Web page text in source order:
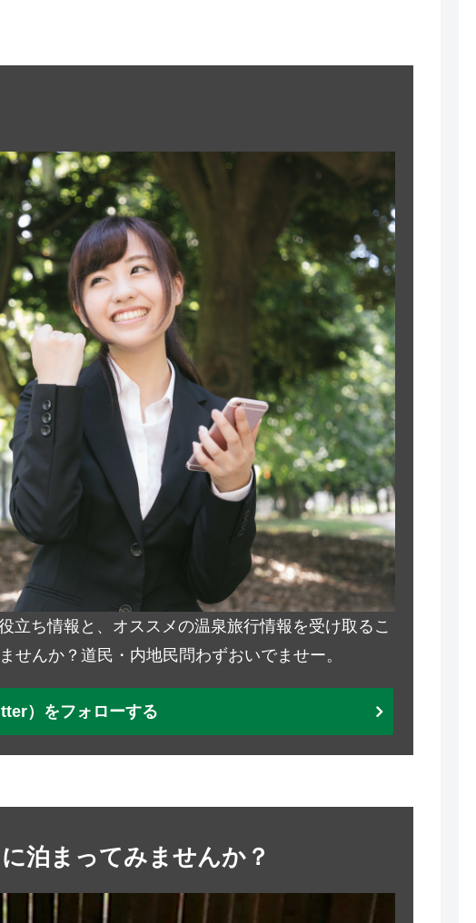
立ち情報と、オススメの温泉旅行情報を受け取るこ
せんか？道民・内地民問わずおいでませー。
）をフォローする
泊まってみませんか？